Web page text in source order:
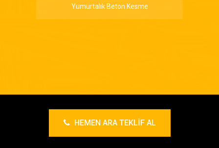
Yumurtalık Beton Kesme
HEMEN ARA TEKLIF AL